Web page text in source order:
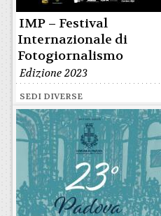
IMP – Festival
Internazionale di
Fotogiornalismo
Edizione 2023
SEDI DIVERSE